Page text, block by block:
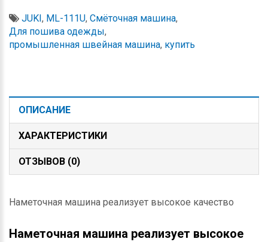
JUKI, ML-111U, Смёточная машина,
Для пошива одежды,
промышленная швейная машина, купить
ОПИСАНИЕ
ХАРАКТЕРИСТИКИ
ОТЗЫВОВ (0)
Наметочная машина реализует высокое качество
Наметочная машина реализует высокое